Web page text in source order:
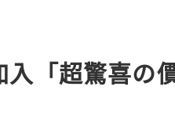
「超驚喜の